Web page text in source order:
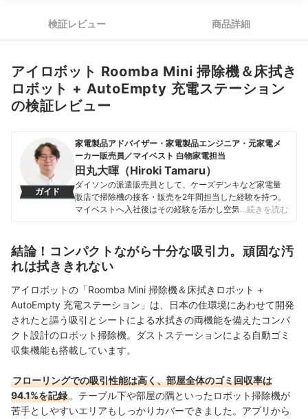
検証レビュー 商品詳細
アイロボット Roomba Mini 掃除機＆床拭き
ロボット + AutoEmpty 充電ステーション
の検証レビュー
ガイド
家電製品アドバイザー・家電製品エンジニア・元家電メ
ーカー販売員／マイベスト 白物家電担当
田丸大暉（Hiroki Tamaru）
ダイソンの派遣販売員として、ケーズデンキなど家電量
販店で掃除機の接客・販売を2年間担当した経験を持つ。
マイベストへ入社後はその経験を活かし空気清浄機・除
ガイドを担当し、日立やシャープ、パナソニックなどの
総合家電メーカーから、ダイニチ工業・Sharkなどの専門
メーカーまで、150以上の家電製品を比較検証してきた。
毎日使う家電製品だからこそ、本当によい商品を誰もが
簡単に選べるように、性能はもちろん省エネ性能やお手
入れのしやすさまでひとつひとつ丁寧に確認しながらコ
ンテンツ制作を行う。
田丸大暉（Hiroki Tamaru）のプロフィール
…続きを読む
結論！コンパクトながら十分な吸引力。頑固な汚
れは拭ききれない
アイロボットの「Roomba Mini 掃除機＆床拭きロボット +
AutoEmpty 充電ステーション」は、日本の住環境にあわせて開発
されたと謳う吸引とシートによる水拭きの両機能を備えたコンパ
クト設計のロボット掃除機。ダストステーションによる自動ゴミ
収集機能も搭載しています。
フローリングでの吸引性能は高く、部屋全体のゴミ回収率は
94.1%を記録 。テーブル下や部屋の隅といったロボット掃除機が
苦手としやすいエリアもしっかりカバーできました。アプリから